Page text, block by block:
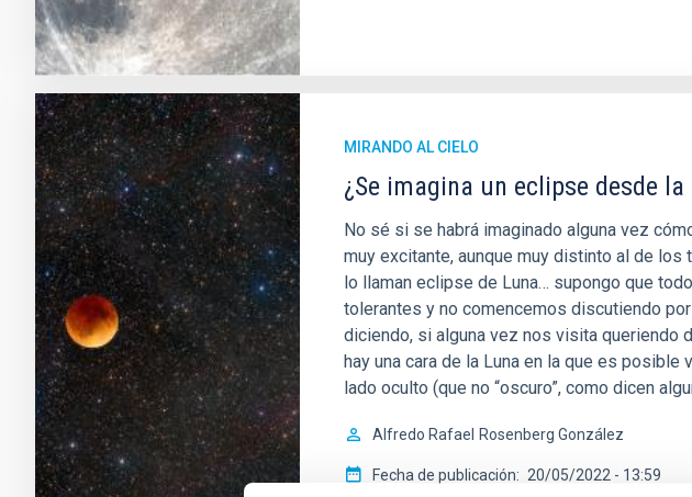
MIRANDO AL CIELO
¿Se imagina un eclipse desde la
No sé si se habrá imaginado alguna vez
muy excitante, aunque muy distinto al de los
lo llaman eclipse de Luna… supongo que
tolerantes y no comencemos discutiendo
diciendo, si alguna vez nos visita queriendo
hay una cara de la Luna en la que es posible
lado oculto (que no “oscuro”, como dicen
Alfredo Rafael Rosenberg González
Fecha de publicación 20/05/2022 - 13:59